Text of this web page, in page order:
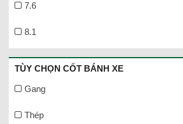
7.6
8.1
TÙY CHỌN CỐT BÁNH XE
Gang
Thép